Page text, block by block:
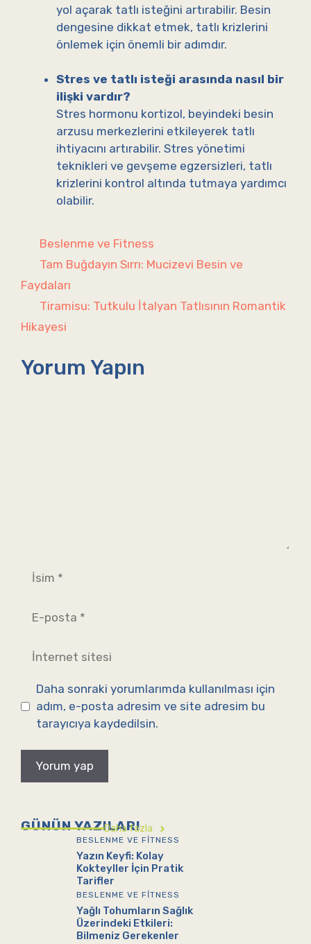
yol açarak tatlı isteğini artırabilir. Besin
dengesine dikkat etmek, tatlı krizlerini
önlemek için önemli bir adımdır.
Stres ve tatlı isteği arasında nasıl bir
ilişki vardır?
Stres hormonu kortizol, beyindeki besin
arzusu merkezlerini etkileyerek tatlı
ihtiyacını artırabilir. Stres yönetimi
teknikleri ve gevşeme egzersizleri, tatlı
krizlerini kontrol altında tutmaya yardımcı
olabilir.
Kategoriler
Beslenme ve Fitness
Tam Buğdayın Sırrı: Mucizevi Besin ve
Faydaları
Tiramisu: Tutkulu İtalyan Tatlısının Romantik
Hikayesi
Yorum Yapın
İsim
posta
İnternet
sitesi
Daha sonraki yorumlarımda kullanılması için
adım, e-posta adresim ve site adresim bu
tarayıcıya kaydedilsin.
GÜNÜN YAZILARI
Daha fazla
BESLENME VE FITNESS
Yazın Keyfi: Kolay
Kokteyller İçin Pratik
Tarifler
BESLENME VE FITNESS
Yağlı Tohumların Sağlık
Üzerindeki Etkileri:
Bilmeniz Gerekenler